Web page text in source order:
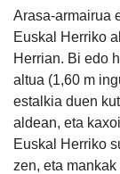
Arasa-armairua
Euskal Herriko
Herrian. Bi edo
altua (1,60 m
estalkia duen
aldean, eta
Euskal Herriko
zen, eta